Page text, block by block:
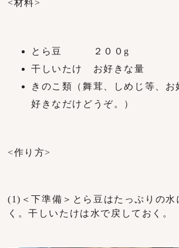
<材料>
とら豆 ２００g
干しいたけ お好きな量
きのこ類（舞茸、しめじ等、お
好きなだけどうぞ。）
<作り方>
(1)＜下準備＞とら豆はたっぷりの水
く。干しいたけは水で戻しておく。